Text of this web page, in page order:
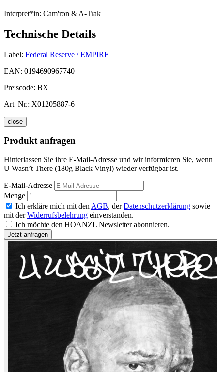
Interpret*in: Cam'ron & A-Trak
Technische Details
Label: Federal Reserve / EMPIRE
EAN: 0194690967740
Preiscode: BX
Art. Nr.: X01205887-6
close
Produkt anfragen
Hinterlassen Sie ihre E-Mail-Adresse und wir informieren Sie, wenn
U Wasn’t There (180g Black Vinyl) wieder verfügbar ist.
E-Mail-Adresse
Menge
Ich erkläre mich mit den AGB, derDatenschutzerklärung sowie
mit derWiderrufsbelehrung einverstanden.
Ich möchte den HOANZL Newsletter abonnieren.